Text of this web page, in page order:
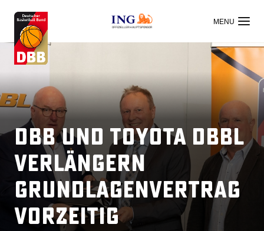
OFFIZIELLER HAUPTSPONSOR
DBB und Toyota DBBL
verlängern
Grundlagenvertrag
vorzeitig